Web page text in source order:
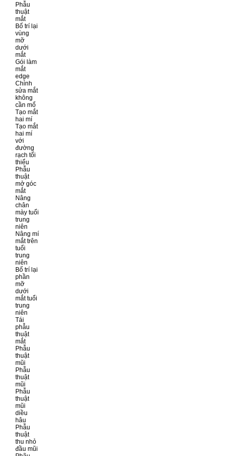
Phẫu
thuật
mắt
Bố trí lại
vùng
mỡ
dưới
mắt
Gói làm
mắt
edge
Chỉnh
sửa mắt
không
cần mổ
Tạo mắt
hai mí
Tạo mắt
hai mí
với
đường
rạch tối
thiểu
Phẫu
thuật
mở góc
mắt
Nâng
chân
mày tuổi
trung
niên
Nâng mí
mắt trên
tuổi
trung
niên
Bố trí lại
phần
mỡ
dưới
mắt tuổi
trung
niên
Tái
phẫu
thuật
mắt
Phẫu
thuật
mũi
Phẫu
thuật
mũi
Phẫu
thuật
mũi
diều
hâu
Phẫu
thuật
thu nhỏ
đầu mũi